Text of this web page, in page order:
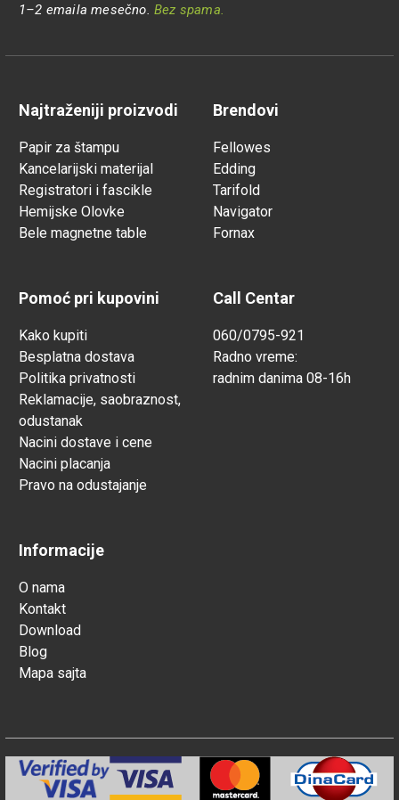
1–2 emaila mesečno. Bez spama.
Najtraženiji proizvodi
Papir za štampu
Kancelarijski materijal
Registratori i fascikle
Hemijske Olovke
Bele magnetne table
Brendovi
Fellowes
Edding
Tarifold
Navigator
Fornax
Pomoć pri kupovini
Kako kupiti
Besplatna dostava
Politika privatnosti
Reklamacije, saobraznost,
odustanak
Nacini dostave i cene
Nacini placanja
Pravo na odustajanje
Call Centar
060/0795-921
Radno vreme:
radnim danima 08-16h
Informacije
O nama
Kontakt
Download
Blog
Mapa sajta